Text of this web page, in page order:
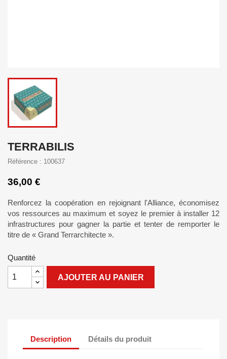
TERRABILIS
Référence : 100637
36,00 €
Renforcez la coopération en rejoignant l'Alliance, économisez
vos ressources au maximum et soyez le premier à installer 12
infrastructures pour gagner la partie et tenter de remporter le
titre de « Grand Terrarchitecte ».
Quantité
AJOUTER AU PANIER
Description Détails du produit